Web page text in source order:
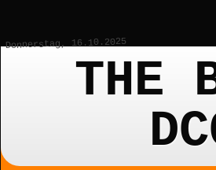
Donnerstag, 16.10.2025
THE